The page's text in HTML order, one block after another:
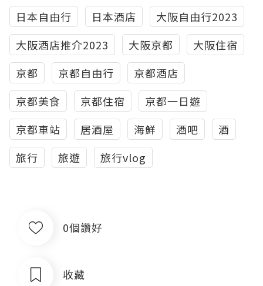
日本自由行
日本酒店
大阪自由行2023
大阪酒店推介2023
大阪京都
大阪住宿
京都
京都自由行
京都酒店
京都美食
京都住宿
京都一日遊
京都車站
居酒屋 海鮮 酒吧
酒
旅行
旅遊 旅行vlog
0個讚好
收藏